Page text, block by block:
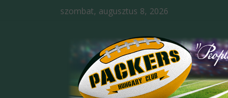
szombat, augusztus 8, 2026